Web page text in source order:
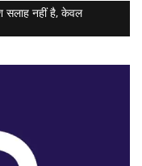
सलाह नहीं है, केवल